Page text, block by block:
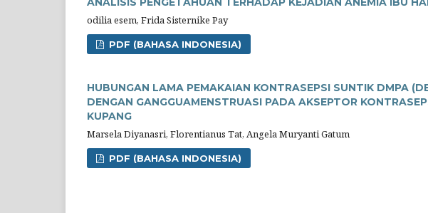
odilia esem, Frida Sisternike Pay
PDF (BAHASA INDONESIA)
HUBUNGAN LAMA PEMAKAIAN KONTRASEPSI SUNTIK DMPA
DENGAN GANGGUAMENSTRUASI PADA AKSEPTOR
KUPANG
Marsela Diyanasri, Florentianus Tat, Angela Muryanti Gatum
PDF (BAHASA INDONESIA)